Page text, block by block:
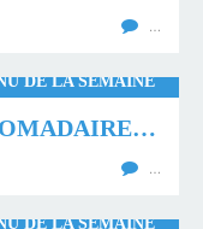
…
DE LA SEMAINE
PLANNING MENUS HEBDOMADAIRE VIERGE
…
DE LA SEMAINE